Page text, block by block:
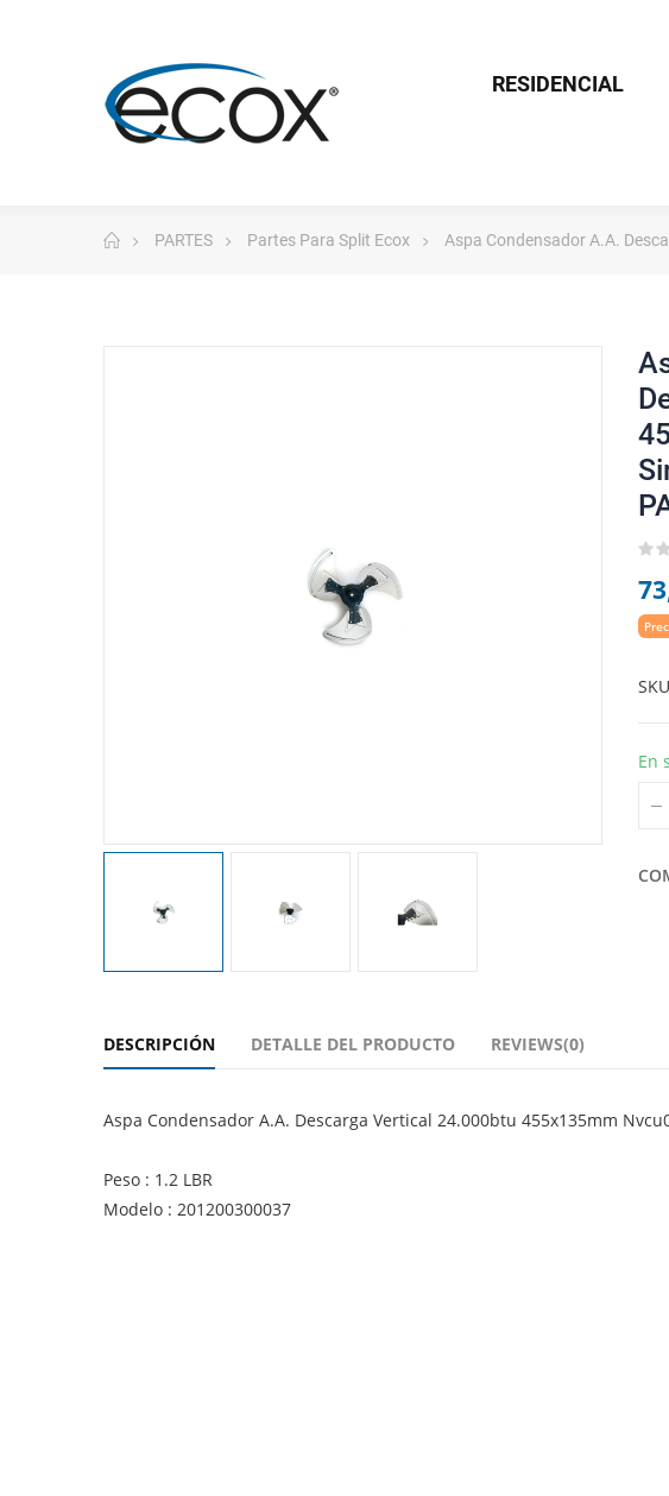
RESIDENCIAL
PARTES Partes Para Split Ecox Aspa Condensador A.A.
SKU
En
DESCRIPCIÓN DETALLE DEL PRODUCTO REVIEWS(0)
Aspa Condensador A.A. Descarga Vertical 24.000btu 455x135mm
Peso : 1.2 LBR
Modelo : 201200300037